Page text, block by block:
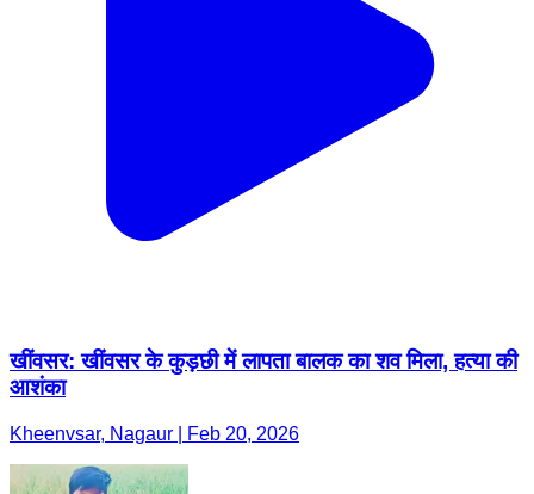
खींवसर: खींवसर के कुड़छी में लापता बालक का शव मिला, हत्या की
आशंका
Kheenvsar, Nagaur | Feb 20, 2026